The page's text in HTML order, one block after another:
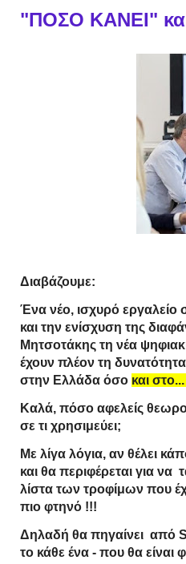
"ΠΟΣΟ ΚΑΝΕΙ"
Διαβάζουμε:
Ένα νέο, ισχυρό εργαλείο
και την ενίσχυση της
Μητσοτάκης τη νέα
έχουν πλέον τη
στην Ελλάδα όσο και
Καλά, πόσο αφελείς
σε τι χρησιμεύει;
Με λίγα λόγια, αν θέλει
και θα περιφέρεται για να
λίστα των τροφίμων που
πιο φτηνό !!!
Δηλαδή θα πηγαίνει από
το κάθε ένα - που θα